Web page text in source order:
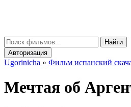
Найти
Авторизация
Ugorinicha » Фильм испанский
Мечтая об